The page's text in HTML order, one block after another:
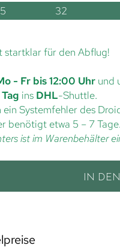
32
startklar für den Abflug!
- Fr bis 12:00 Uhr und
ins DHL-Shuttle.
ein Systemfehler des
benötigt etwa 5 – 7 Tage.
ist im Warenbehälter
IN